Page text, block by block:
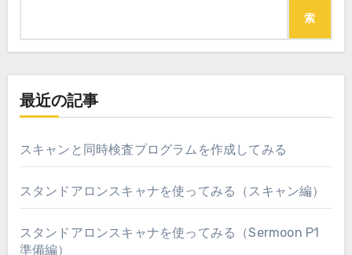
ジ
送
り
索
最近の記事
スキャンと同時検査プログラムを作成してみる
スタンドアロンスキャナを使ってみる（スキャン編）
スタンドアロンスキャナを使ってみる（Sermoon P1
準備編）